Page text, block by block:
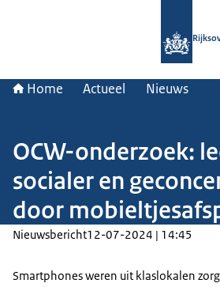
Home Actueel Nieuws
OCW-onderzoek:
socialer en
door
Nieuwsbericht12-07-2024 | 14:45
Smartphones weren uit klaslokalen